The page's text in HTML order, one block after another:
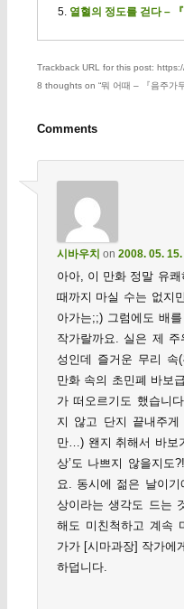
열혈의 정도를 걷다 –
Trackback URL for this post:
8 thoughts on “뭐 어때 – 『음주가
Comments
시바우치 on 2008. 05.
아아, 이 만화 정말 유
때까지 마실 수는 없지
아가는;;) 그럼에도 배
작가랄까요. 실은 제
성인데 즐거운 무리 속
만화 속의 초민폐 바보
가 떠오르기도 했습니
지 않고 단지 끝내주
만…) 왠지 취해서 바보
상’도 나쁘지 않을지도
요. 동시에 젊은 날이
상이라는 생각도 드는
해도 미친척하고 계속
가가 [시마과장] 작가에
하덥니다.